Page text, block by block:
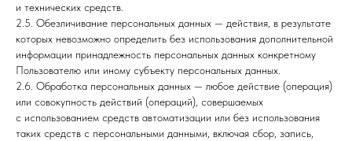
и технических средств.
2.5. Обезличивание персональных данных — действия, в результате
которых невозможно определить без использования дополнительной
информации принадлежность персональных данных конкретному
Пользователю или иному субъекту персональных данных.
2.6. Обработка персональных данных — любое действие (операция)
или совокупность действий (операций), совершаемых
с использованием средств автоматизации или без использования
таких средств с персональными данными, включая сбор, запись,